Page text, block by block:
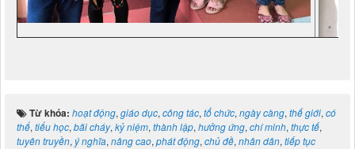
Từ khóa: hoạt động, giáo dục, công tác, tổ chức, ngày càng, thế giới, có
thể, tiểu học, bãi cháy, kỷ niệm, thành lập, hưởng ứng, chí minh, thực tế,
tuyên truyền, ý nghĩa, nâng cao, phát động, chủ đề, nhân dân, tiếp tục